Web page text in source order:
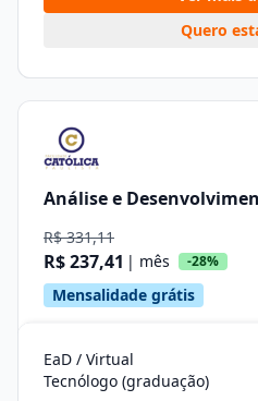
Quero
Análise e
R$ 331,11
R$ 237,41 | mês -28%
Mensalidade grátis
EaD / Virtual
Tecnólogo (graduação)